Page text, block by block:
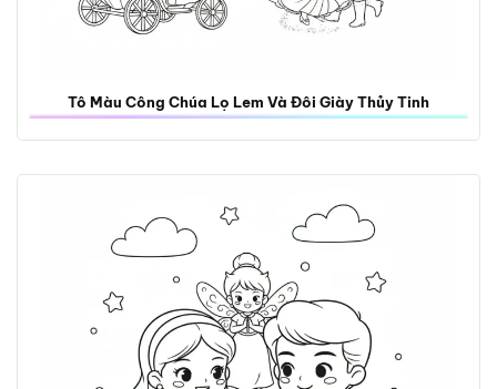
Tô Màu Công Chúa Lọ Lem Và Đôi Giày Thủy Tinh